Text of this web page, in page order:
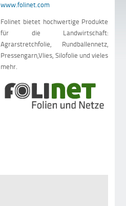
www.folinet.com
Folinet bietet hochwertige Produkte
für die Landwirtschaft:
Agrarstretchfolie, Rundballennetz,
Pressengarn,Vlies, Silofolie und vieles
mehr.